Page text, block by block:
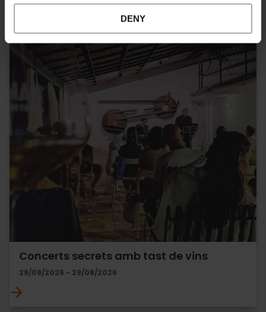
DENY
Concerts secrets amb tast de vins
29/08/2026 - 29/08/2026